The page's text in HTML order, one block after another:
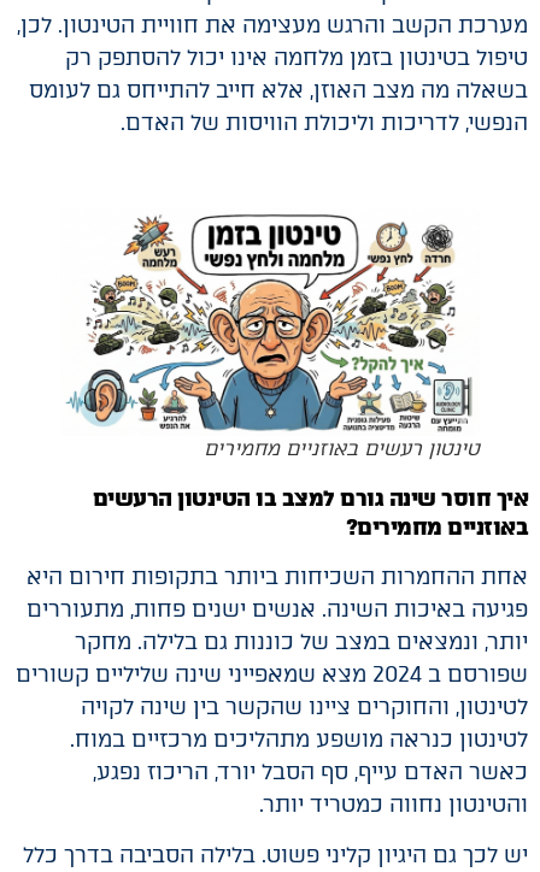
מערכת הקשב והרגש מעצימה את חוויית הטינטון. לכן,
טיפול בטינטון בזמן מלחמה אינו יכול להסתפק רק
בשאלה מה מצב האוזן, אלא חייב להתייחס גם לעומס
הנפשי, לדריכות וליכולת הוויסות של האדם.
טינטון רעשים באוזניים מחמירים
איך חוסר שינה גורם למצב בו הטינטון הרעשים
באוזניים מחמירים?
אחת ההחמרות השכיחות ביותר בתקופות חירום היא
פגיעה באיכות השינה. אנשים ישנים פחות, מתעוררים
יותר, ונמצאים במצב של כוננות גם בלילה. מחקר
שפורסם ב 2024 מצא שמאפייני שינה שליליים קשורים
לטינטון, והחוקרים ציינו שהקשר בין שינה לקויה
לטינטון כנראה מושפע מתהליכים מרכזיים במוח.
כאשר האדם עייף, סף הסבל יורד, הריכוז נפגע,
והטינטון נחווה כמטריד יותר.
יש לכך גם היגיון קליני פשוט. בלילה הסביבה בדרך כלל